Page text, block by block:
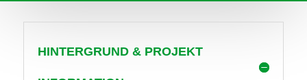
HINTERGRUND & PROJEKT